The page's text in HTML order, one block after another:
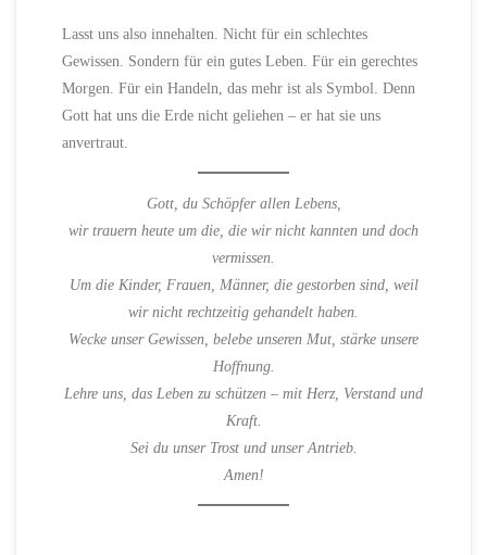
Lasst uns also innehalten. Nicht für ein schlechtes
Gewissen. Sondern für ein gutes Leben. Für ein gerechtes
Morgen. Für ein Handeln, das mehr ist als Symbol. Denn
Gott hat uns die Erde nicht geliehen – er hat sie uns
anvertraut.
Gott, du Schöpfer allen Lebens,
wir trauern heute um die, die wir nicht kannten und doch
vermissen.
Um die Kinder, Frauen, Männer, die gestorben sind, weil
wir nicht rechtzeitig gehandelt haben.
Wecke unser Gewissen, belebe unseren Mut, stärke unsere
Hoffnung.
Lehre uns, das Leben zu schützen – mit Herz, Verstand und
Kraft.
Sei du unser Trost und unser Antrieb.
Amen!